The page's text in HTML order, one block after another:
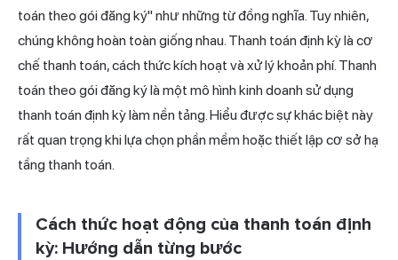
toán theo gói đăng ký" như những từ đồng nghĩa. Tuy nhiên,
chúng không hoàn toàn giống nhau. Thanh toán định kỳ là cơ
chế thanh toán, cách thức kích hoạt và xử lý khoản phí. Thanh
toán theo gói đăng ký là một mô hình kinh doanh sử dụng
thanh toán định kỳ làm nền tảng. Hiểu được sự khác biệt này
rất quan trọng khi lựa chọn phần mềm hoặc thiết lập cơ sở hạ
tầng thanh toán.
Cách thức hoạt động của thanh toán định
kỳ: Hướng dẫn từng bước